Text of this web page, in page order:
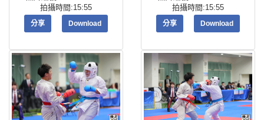
拍攝時間:15:55
分享 Download
拍攝時間:15:55
分享 Download